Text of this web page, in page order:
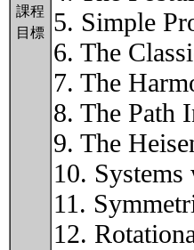
課程
目標
5. Simple
6. The
7. The
8. The Path
9. The
10.
11.
12.